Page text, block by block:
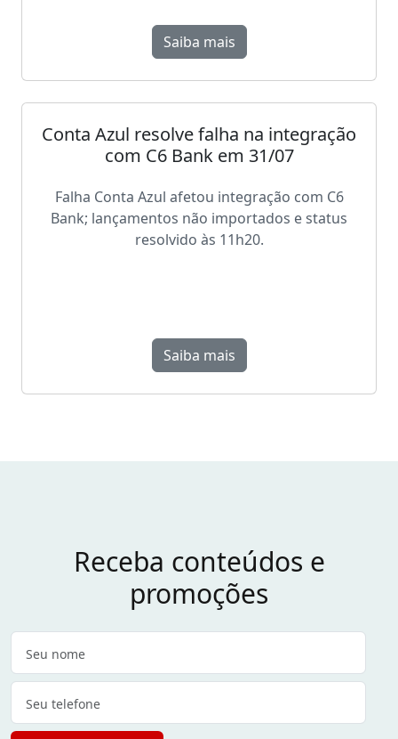
Saiba mais
Conta Azul resolve falha na integração
com C6 Bank em 31/07
Falha Conta Azul afetou integração com C6
Bank; lançamentos não importados e status
resolvido às 11h20.
Saiba mais
Receba conteúdos e
promoções